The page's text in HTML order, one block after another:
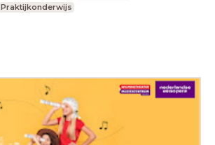
Praktijkonderwijs